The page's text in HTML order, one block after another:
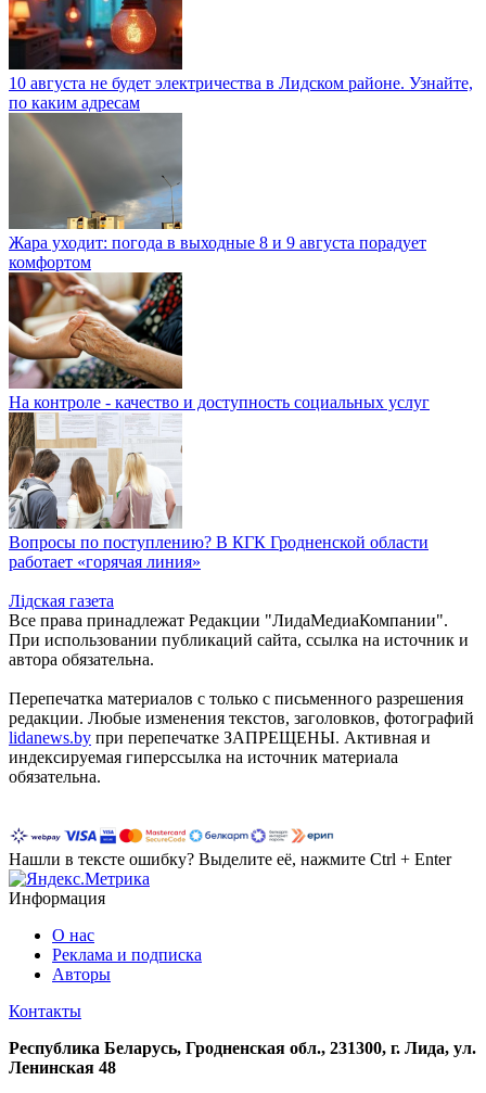
10 августа не будет электричества в Лидском районе. Узнайте,
по каким адресам
Жара уходит: погода в выходные 8 и 9 августа порадует
комфортом
На контроле - качество и доступность социальных услуг
Вопросы по поступлению? В КГК Гродненской области
работает «горячая линия»
Лiдская газета
Все права принадлежат Редакции "ЛидаМедиаКомпании".
При использовании публикаций сайта, ссылка на источник и
автора обязательна.
Перепечатка материалов c только с письменного разрешения
редакции. Любые изменения текстов, заголовков, фотографий
lidanews.by при перепечатке ЗАПРЕЩЕНЫ. Активная и
индексируемая гиперссылка на источник материала
обязательна.
Нашли в тексте ошибку? Выделите её, нажмите Ctrl + Enter
Информация
О нас
Реклама и подписка
Авторы
Контакты
Республика Беларусь, Гродненская обл., 231300, г. Лида, ул.
Ленинская 48